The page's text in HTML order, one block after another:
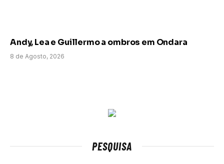
Andy, Lea e Guillermo a ombros em Ondara
8 de Agosto, 2026
PESQUISA